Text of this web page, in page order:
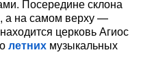
Посередине склона
а на самом верху —
церковь Агиос
летних музыкальных